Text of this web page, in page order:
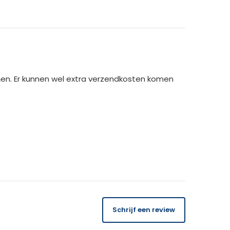
Er kunnen wel extra verzendkosten komen
gecrediteerd. Bij ontvangst van
binnen 14 dagen de kosten van het
Schrijf een review